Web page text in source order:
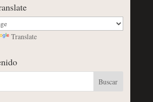
Translate